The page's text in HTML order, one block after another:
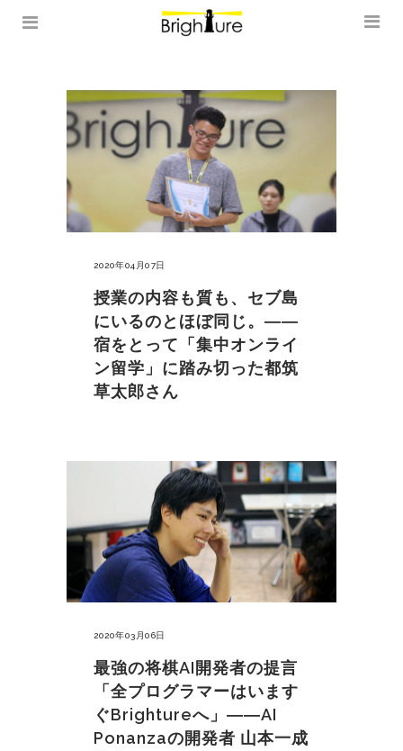
2020年04月07日
授業の内容も質も、セブ島
にいるのとほぼ同じ。――
宿をとって「集中オンライ
ン留学」に踏み切った都筑
草太郎さん
2020年03月06日
最強の将棋AI開発者の提言
「全プログラマーはいます
ぐBrightureへ」――AI
Ponanzaの開発者 山本一成